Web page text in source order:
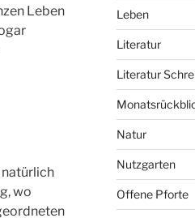
Leben
natürlich
wo
Leben
Literatur
Literatur
Natur
Nutzgarten
Offene Pforte